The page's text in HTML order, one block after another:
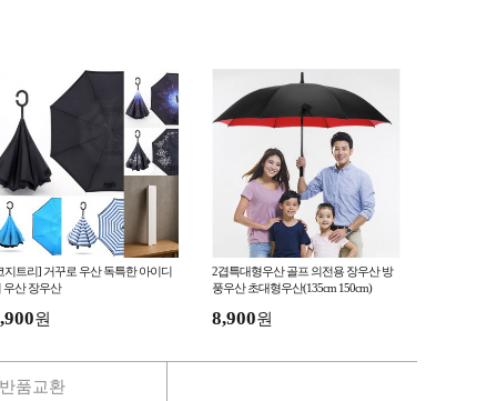
지트리] 거꾸로 우산 독특한 아이디
우산 장우산
원
2겹특대형우산 골프 의전용 장우산 방
풍우산 초대형우산(135cm 150cm)
8,900원
반품교환